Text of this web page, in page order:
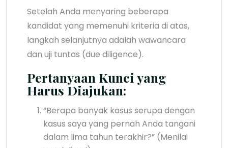
Setelah Anda menyaring beberapa
kandidat yang memenuhi kriteria di atas,
langkah selanjutnya adalah wawancara
dan uji tuntas (due diligence).
Pertanyaan Kunci yang
Harus Diajukan:
“Berapa banyak kasus serupa dengan
kasus saya yang pernah Anda tangani
dalam lima tahun terakhir?” (Menilai